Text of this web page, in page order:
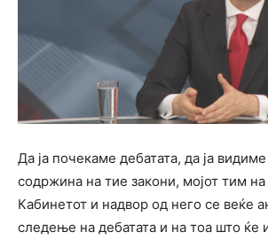
Да ја почекаме дебатата, да ја
содржина на тие закони, мојот тим
Кабинетот и надвор од него се веќе
следење на дебатата и на тоа што ќе